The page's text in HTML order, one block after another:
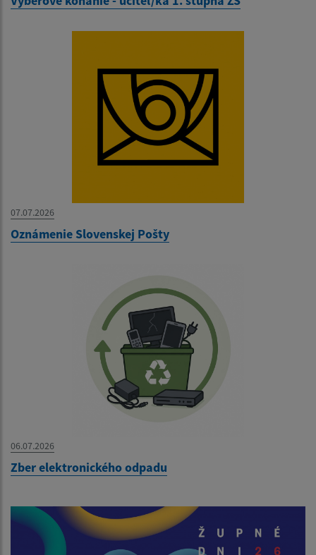
07.07.2026
Oznámenie Slovenskej Pošty
06.07.2026
Zber elektronického odpadu